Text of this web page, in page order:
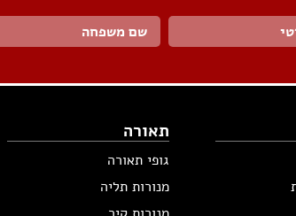
תאורה
גופי תאורה
מנורות תליה